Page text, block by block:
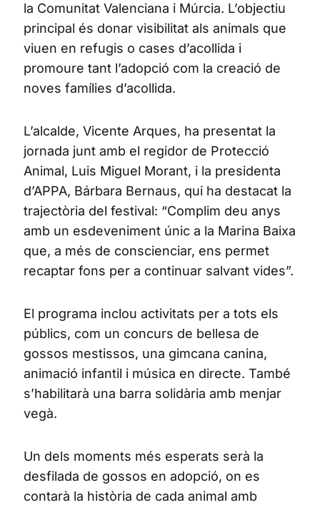
la Comunitat Valenciana i Múrcia. L’objectiu
principal és donar visibilitat als animals que
viuen en refugis o cases d’acollida i
promoure tant l’adopció com la creació de
noves famílies d’acollida.
L’alcalde, Vicente Arques, ha presentat la
jornada junt amb el regidor de Protecció
Animal, Luis Miguel Morant, i la presidenta
d’APPA, Bárbara Bernaus, qui ha destacat la
trajectòria del festival: “Complim deu anys
amb un esdeveniment únic a la Marina Baixa
que, a més de conscienciar, ens permet
recaptar fons per a continuar salvant vides”.
El programa inclou activitats per a tots els
públics, com un concurs de bellesa de
gossos mestissos, una gimcana canina,
animació infantil i música en directe. També
s’habilitarà una barra solidària amb menjar
vegà.
Un dels moments més esperats serà la
desfilada de gossos en adopció, on es
contarà la història de cada animal amb